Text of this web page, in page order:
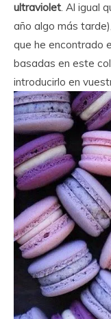
ultraviolet. Al igual
año algo más
que he encontrado
basadas en este
introducirlo en